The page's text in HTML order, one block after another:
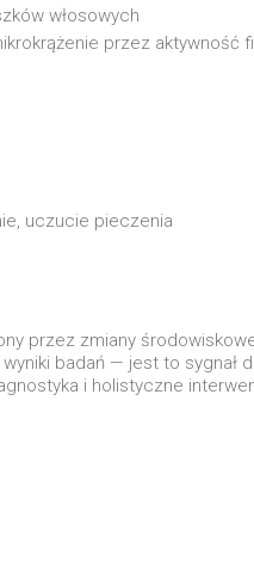
włosowych
przez aktywność
uczucie pieczenia
przez zmiany
badań — jest to sygnał
i holistyczne